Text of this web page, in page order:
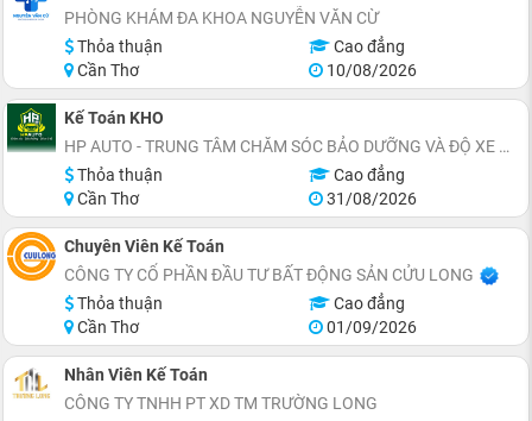
PHÒNG KHÁM ĐA KHOA NGUYỄN VĂN CỪ
Thỏa thuận
Cao đẳng
Cần Thơ
10/08/2026
Kế Toán KHO
HP AUTO - TRUNG TÂM CHĂM SÓC BẢO DƯỠNG VÀ ĐỘ XE Ô TÔ
Thỏa thuận
Cao đẳng
Cần Thơ
31/08/2026
Chuyên Viên Kế Toán
CÔNG TY CỔ PHẦN ĐẦU TƯ BẤT ĐỘNG SẢN CỬU LONG
Thỏa thuận
Cao đẳng
Cần Thơ
01/09/2026
Nhân Viên Kế Toán
CÔNG TY TNHH PT XD TM TRƯỜNG LONG